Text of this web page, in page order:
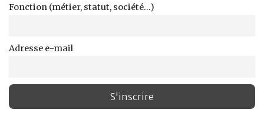
Fonction (métier, statut, société...)
Adresse e-mail